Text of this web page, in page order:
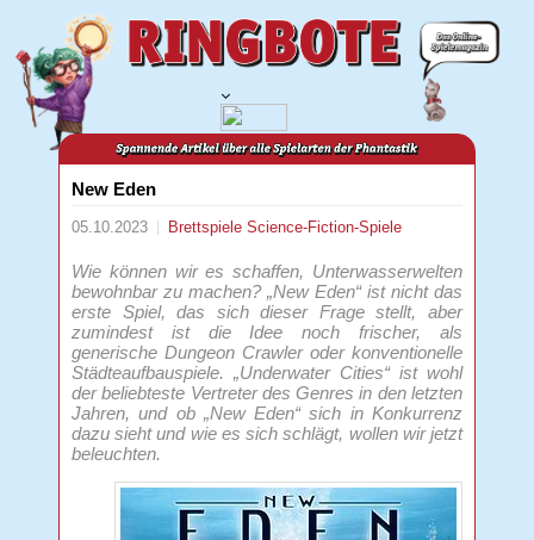
New Eden
05.10.2023 BrettspieleScience-Fiction-Spiele
Wie können wir es schaffen, Unterwasserwelten
bewohnbar zu machen? „New Eden“ ist nicht das
erste Spiel, das sich dieser Frage stellt, aber
zumindest ist die Idee noch frischer, als
generische Dungeon Crawler oder konventionelle
Städteaufbauspiele. „Underwater Cities“ ist wohl
der beliebteste Vertreter des Genres in den letzten
Jahren, und ob „New Eden“ sich in Konkurrenz
dazu sieht und wie es sich schlägt, wollen wir jetzt
beleuchten.